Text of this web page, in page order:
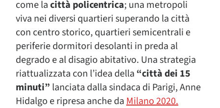
come lacittà policentrica; una metropoli
viva nei diversi quartieri superando la città
con centro storico, quartieri semicentrali e
periferie dormitori desolanti in preda al
degrado e al disagio abitativo. Una strategia
riattualizzata con l’idea della “città dei 15
minuti” lanciata dalla sindaca di Parigi, Anne
Hidalgo e ripresa anche daMilano 2020.